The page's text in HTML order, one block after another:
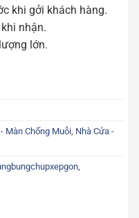
khi gởi khách hàng.
nhận.
lớn.
Màn Chống Muỗi Nhà Cửa -